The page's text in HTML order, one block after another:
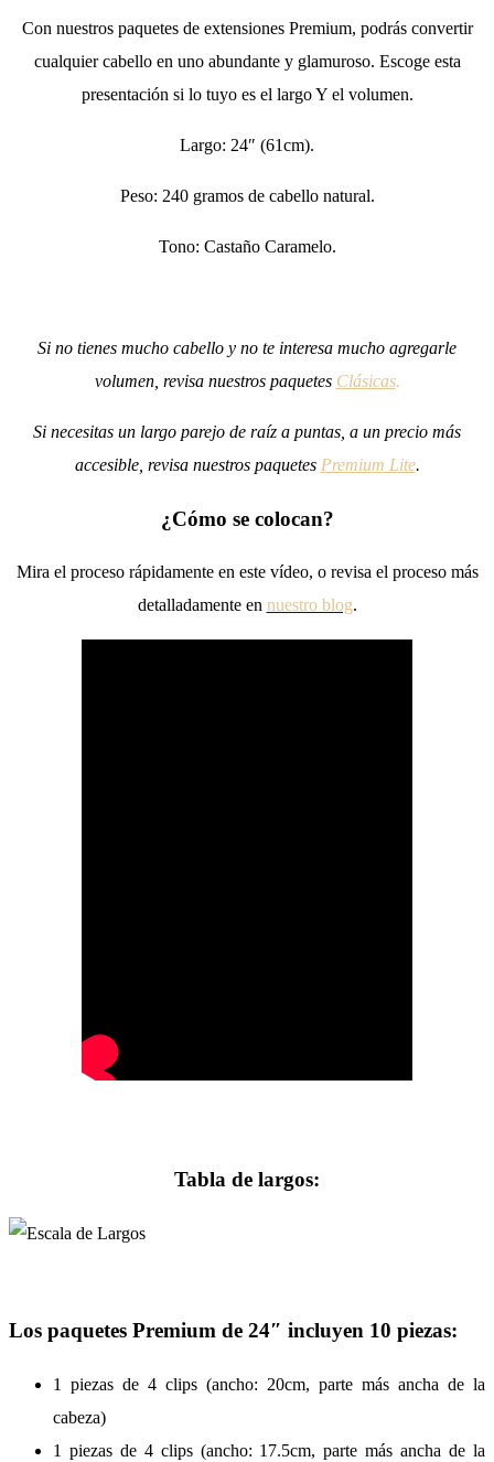
Con nuestros paquetes de extensiones Premium, podrás convertir
cualquier cabello en uno abundante y glamuroso. Escoge esta
presentación si lo tuyo es el largo Y el volumen.
Largo: 24″ (61cm).
Peso: 240 gramos de cabello natural.
Tono: Castaño Caramelo.
Si no tienes mucho cabello y no te interesa mucho agregarle
volumen, revisa nuestros paquetes Clásicas.
Si necesitas un largo parejo de raíz a puntas, a un precio más
accesible, revisa nuestros paquetes Premium Lite.
¿Cómo se colocan?
Mira el proceso rápidamente en este vídeo, o revisa el proceso más
detalladamente en nuestro blog.
Tabla de largos:
Los paquetes Premium de 24″ incluyen 10 piezas:
1 piezas de 4 clips (ancho: 20cm, parte más ancha de la
cabeza)
1 piezas de 4 clips (ancho: 17.5cm, parte más ancha de la